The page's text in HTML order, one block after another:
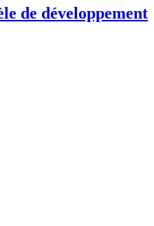
de développement